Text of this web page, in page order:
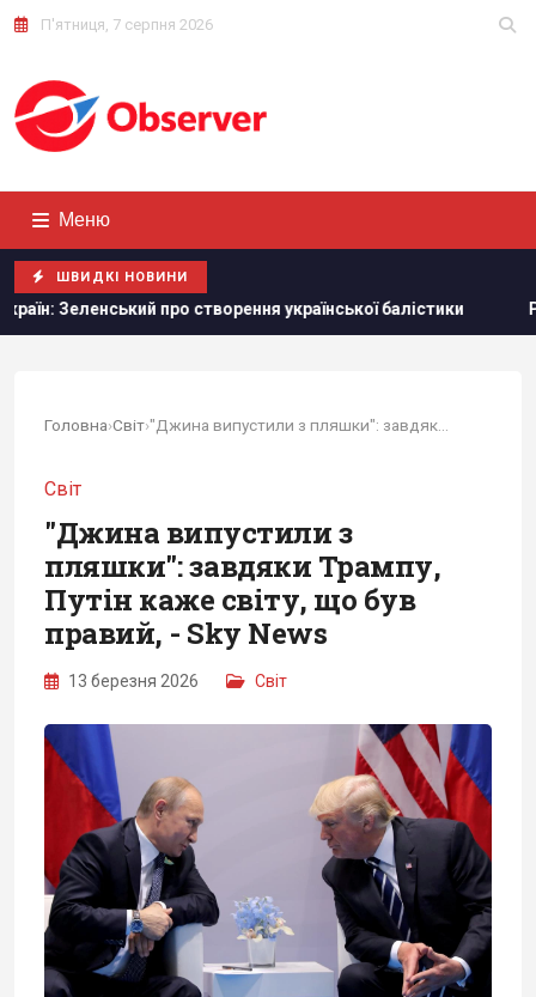
П'ятниця, 7 серпня 2026
Меню
ШВИДКІ НОВИНИ
створення української балістики Румунія змінює
Головна›Світ›
Світ
"Джина випустили з
пляшки": завдяки Трампу,
Путін каже світу, що був
правий, - Sky News
13 березня 2026 Світ